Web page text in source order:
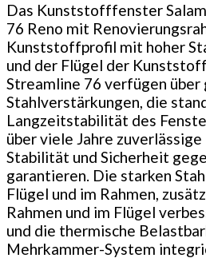
Das Kunststofffenster
76 Reno mit
Kunststoffprofil mit hoher
und der Flügel der
Streamline 76 verfügen über
Stahlverstärkungen, die
Langzeitstabilität des
über viele Jahre
Stabilität und Sicherheit
garantieren. Die starken
Flügel und im Rahmen,
Rahmen und im Flügel
und die thermische
Mehrkammer-System